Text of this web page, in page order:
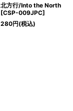
北方行/Into the North
[CSP-009JPC]
280円(税込)